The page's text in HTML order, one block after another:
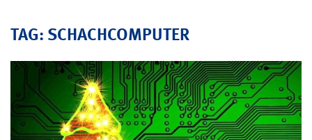
TAG: SCHACHCOMPUTER